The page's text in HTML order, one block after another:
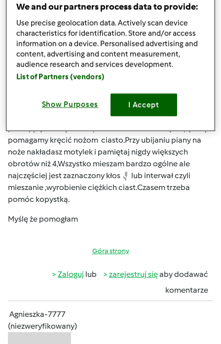
pon., 12/14/2015 - 19:42
Agnieszko kompletne naczynie miksujące jest z nożami
.Nigdy nie używaj naczynia bez noży bo zalejesz
podstawę.Przy podgrzewaniu masz podany czas
temperaturę i obroty.Więc noże muszą być.Wszędzie
gdzie będzie potrzebna pomoc kopystki będzie podane
mieszany prz pomocy kopystki co oznacza , że przy
pracującym urządzeniu przez otwór wkładamy kopystkę i
pomagamy kręcić nożom ciasto.Przy ubijaniu piany na
noże nakładasz motylek i pamiętaj nigdy większych
obrotów niż 4,Wszystko mieszam bardzo ogólne ale
najczęściej jest zaznaczony kłos
lub interwał czyli
mieszanie ,wyrobienie ciężkich ciast.Czasem trzeba
pomóc kopystką.
Myślę że pomogłam
Góra strony
Zaloguj lub zarejestruj sięaby dodawać
komentarze
Agnieszka-7777
(niezweryfikowany)
We and our partners process data to provide:
Use precise geolocation data. Actively scan device
characteristics for identification. Store and/or access
information on a device. Personalised advertising and
content, advertising and content measurement,
audience research and services development.
List of Partners (vendors)
Show Purposes I Accept